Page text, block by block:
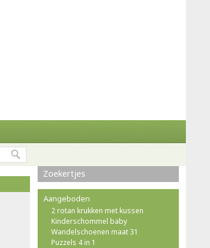
Zoekertjes
Aangeboden
2 rotan krukken met kussen
Kinderschommel baby
Wandelschoenen maat 31
Puzzels 4 in 1